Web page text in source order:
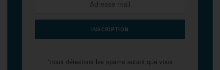
*nous détestons les spams autant que vous